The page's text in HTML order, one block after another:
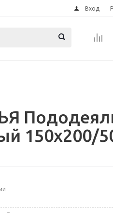
Вход
150x200/